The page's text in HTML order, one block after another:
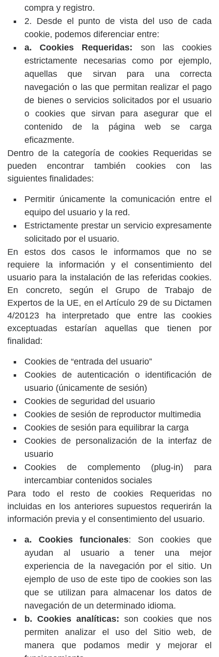
compra y registro.
2. Desde el punto de vista del uso de cada
cookie, podemos diferenciar entre:
a. Cookies Requeridas: son las cookies
estrictamente necesarias como por ejemplo,
aquellas que sirvan para una correcta
navegación o las que permitan realizar el pago
de bienes o servicios solicitados por el usuario
o cookies que sirvan para asegurar que el
contenido de la página web se carga
eficazmente.
Dentro de la categoría de cookies Requeridas se
pueden encontrar también cookies con las
siguientes finalidades:
Permitir únicamente la comunicación entre el
equipo del usuario y la red.
Estrictamente prestar un servicio expresamente
solicitado por el usuario.
En estos dos casos le informamos que no se
requiere la información y el consentimiento del
usuario para la instalación de las referidas cookies.
En concreto, según el Grupo de Trabajo de
Expertos de la UE, en el Artículo 29 de su Dictamen
4/20123 ha interpretado que entre las cookies
exceptuadas estarían aquellas que tienen por
finalidad:
Cookies de “entrada del usuario”
Cookies de autenticación o identificación de
usuario (únicamente de sesión)
Cookies de seguridad del usuario
Cookies de sesión de reproductor multimedia
Cookies de sesión para equilibrar la carga
Cookies de personalización de la interfaz de
usuario
Cookies de complemento (plug-in) para
intercambiar contenidos sociales
Para todo el resto de cookies Requeridas no
incluidas en los anteriores supuestos requerirán la
información previa y el consentimiento del usuario.
a. Cookies funcionales: Son cookies que
ayudan al usuario a tener una mejor
experiencia de la navegación por el sitio. Un
ejemplo de uso de este tipo de cookies son las
que se utilizan para almacenar los datos de
navegación de un determinado idioma.
b. Cookies analíticas: son cookies que nos
permiten analizar el uso del Sitio web, de
manera que podamos medir y mejorar el